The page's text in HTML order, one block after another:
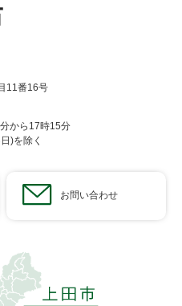
11番16号
から17時15分
)を除く
お問い合わせ